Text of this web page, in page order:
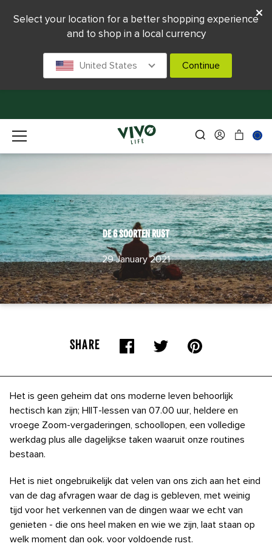
DE 6 SOORTEN RUST
29 January 2021
SHARE
Het is geen geheim dat ons moderne leven behoorlijk
hectisch kan zijn; HIIT-lessen van 07.00 uur, heldere en
vroege Zoom-vergaderingen, schoollopen, een volledige
werkdag plus alle dagelijkse taken waaruit onze routines
bestaan.
Het is niet ongebruikelijk dat velen van ons zich aan het eind
van de dag afvragen waar de dag is gebleven, met weinig
tijd voor het verkennen van de dingen waar we echt van
genieten - die ons heel maken en wie we zijn, laat staan ​​op
welk moment dan ook. voor voldoende rust.
Select your location for a better shopping experience
and to shop in a local currency
United States Continue